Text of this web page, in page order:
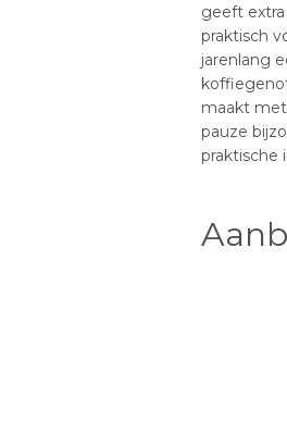
geeft
praktisch
jarenlang
maakt
pauze
praktische